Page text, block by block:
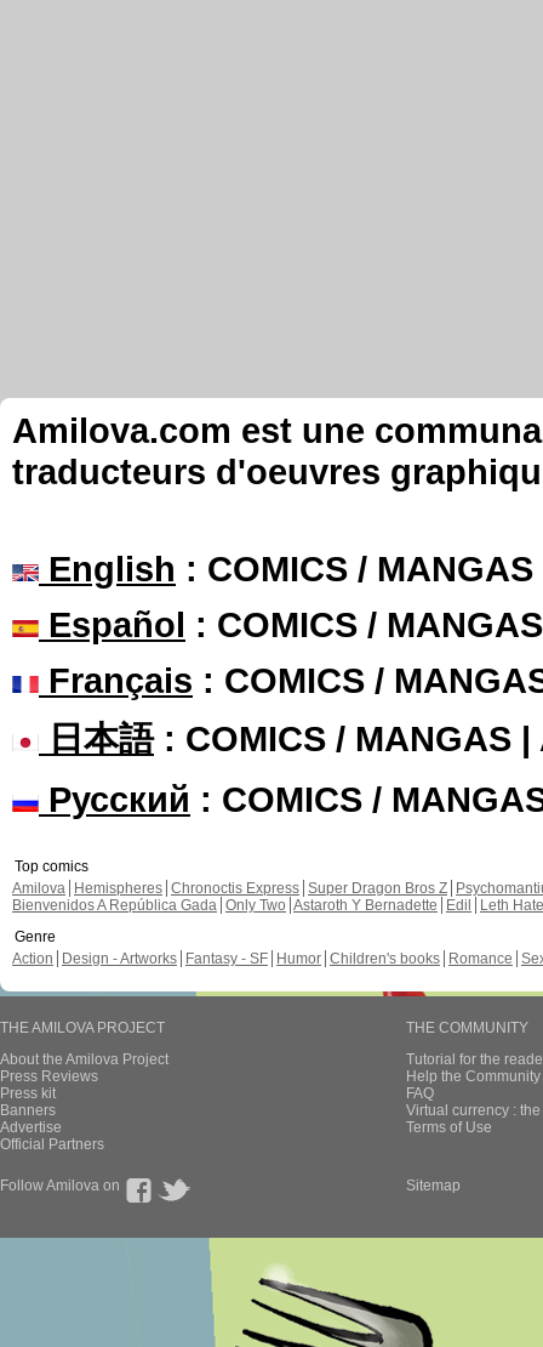
Amilova.com est une
traducteurs d'oeuvres
English : COMICS /
Español : COMICS /
Français : COMICS /
日本語: COMICS / MANGAS |
Русский : COMICS /
Top comics
Amilova
Hemispheres Chronoctis Express Super Dragon Bros Z
Bienvenidos A República Gada Only Two Astaroth Y Bernadette Edil
Leth Hate
Genre
Action
Design - Artworks Fantasy - SF Humor Children's books Romance
THE AMILOVA PROJECT
About the Amilova Project
Press Reviews
Press kit
Banners
Advertise
Official Partners
THE COMMUNITY
Tutorial for the
Help the
FAQ
Virtual currency :
Terms of Use
Follow Amilova on Sitemap